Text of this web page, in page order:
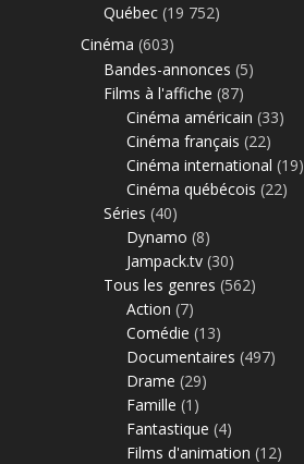
Québec (19 752)
Cinéma (603)
Bandes-annonces (5)
Films à l'affiche (87)
Cinéma américain (33)
Cinéma français (22)
Cinéma international (19)
Cinéma québécois (22)
Séries (40)
Dynamo (8)
Jampack.tv (30)
Tous les genres (562)
Action (7)
Comédie (13)
Documentaires (497)
Drame (29)
Famille (1)
Fantastique (4)
Films d'animation (12)